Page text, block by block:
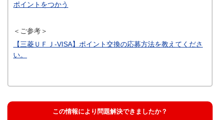
ポイントをつかう
＜ご参考＞
【三菱ＵＦＪ-VISA】ポイント交換の応募方法を教えてくださ
い。
この情報により問題解決できましたか？